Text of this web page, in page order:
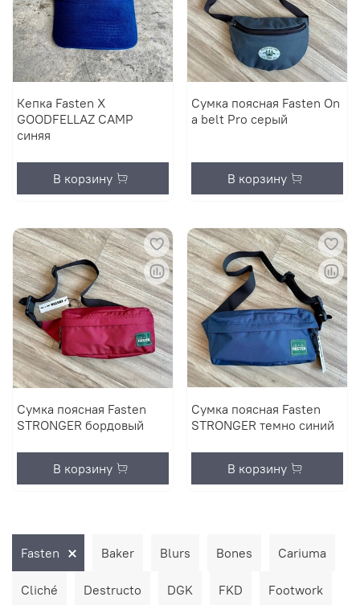
Кепка Fasten X
GOODFELLAZ CAMP
синяя
В корзину
Сумка поясная Fasten On
а belt Pro серый
В корзину
Сумка поясная Fasten
STRONGER бордовый
В корзину
Сумка поясная Fasten
STRONGER темно синий
В корзину
Fasten Baker Blurs Bones Cariuma
Cliché Destructo DGK FKD
Footwork